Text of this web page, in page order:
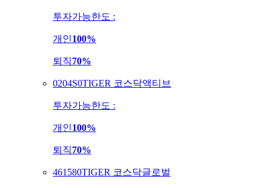
투자가능한도 :
개인100%
퇴직70%
0204S0TIGER 코스닥액티브
투자가능한도 :
개인100%
퇴직70%
461580TIGER 코스닥글로벌